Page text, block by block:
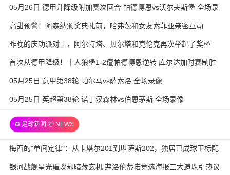
05月26日 德甲升降级附加赛次回合 帕德博恩vs沃尔夫斯堡 全场录
像
高甜预警！阿森纳颁奖典礼前，哈弗茨和女友索菲亚亲密互动
昨晚的庆功派对上，阿尔特塔、贝尔塔和克伦克再次举起了奖杯
首次从德甲降级！十人狼堡1-2遭帕德博恩逆转 库尔达加时赛制胜
05月25日 意甲第38轮 帕尔马vs萨索洛 全场录像
05月25日 英超第38轮 诺丁汉森林vs伯恩茅斯 全场录像
✪ 足球新闻 ㉔ NEWS
梅西的"单间定律"：从卡塔尔201到堪萨斯202，独居已成球王标配
银河战舰星光璀璨却暗藏玄机 弗洛伦蒂诺竞选海报三大遗珠引热议